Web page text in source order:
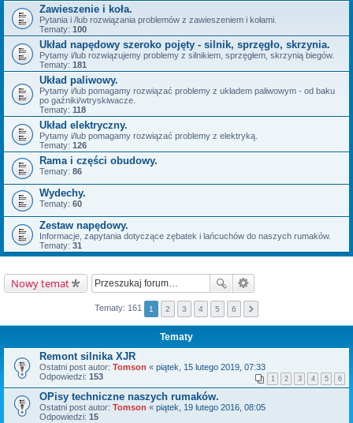
Zawieszenie i koła.
Pytania i /lub rozwiązania problemów z zawieszeniem i kołami.
Tematy: 100
Układ napędowy szeroko pojęty - silnik, sprzęgło, skrzynia.
Pytamy i/lub rozwiązujemy problemy z silnikiem, sprzęgłem, skrzynią biegów.
Tematy: 181
Układ paliwowy.
Pytamy i/lub pomagamy rozwiązać problemy z układem paliwowym - od baku
po gaźniki/wtryskiwacze.
Tematy: 118
Układ elektryczny.
Pytamy i/lub pomagamy rozwiązać problemy z elektryką.
Tematy: 126
Rama i części obudowy.
Tematy: 86
Wydechy.
Tematy: 60
Zestaw napędowy.
Informacje, zapytania dotyczące zębatek i lańcuchów do naszych rumaków.
Tematy: 31
Nowy temat
Tematy: 161 1 2 3 4 5 6
Tematy
Remont silnika XJR
Ostatni post autor: Tomson « piątek, 15 lutego 2019, 07:33
Odpowiedzi: 153 1 2 3 4 5 6
OPisy techniczne naszych rumaków.
Ostatni post autor: Tomson « piątek, 19 lutego 2016, 08:05
Odpowiedzi: 15